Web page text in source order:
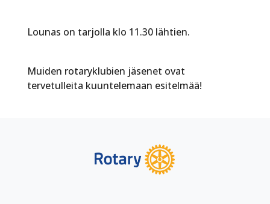
Lounas on tarjolla klo 11.30 lähtien.
Muiden rotaryklubien jäsenet ovat
tervetulleita kuuntelemaan esitelmää!